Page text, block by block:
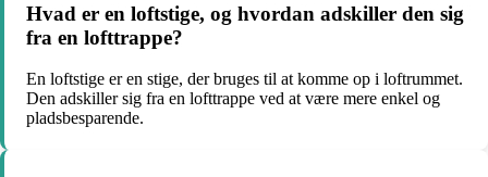
Hvad er en loftstige, og hvordan adskiller den sig
fra en lofttrappe?
En loftstige er en stige, der bruges til at komme op i loftrummet.
Den adskiller sig fra en lofttrappe ved at være mere enkel og
pladsbesparende.